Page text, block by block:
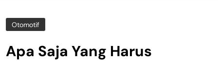
Otomotif
Apa Saja Yang Harus